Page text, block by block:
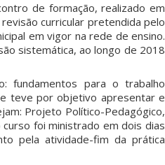
de formação, realizado em
curricular pretendida pelo
em vigor na rede de ensino.
sistemática, ao longo de 2018
fundamentos para o trabalho
teve por objetivo apresentar e
Projeto Político-Pedagógico,
foi ministrado em dois dias
pela atividade-fim da prática